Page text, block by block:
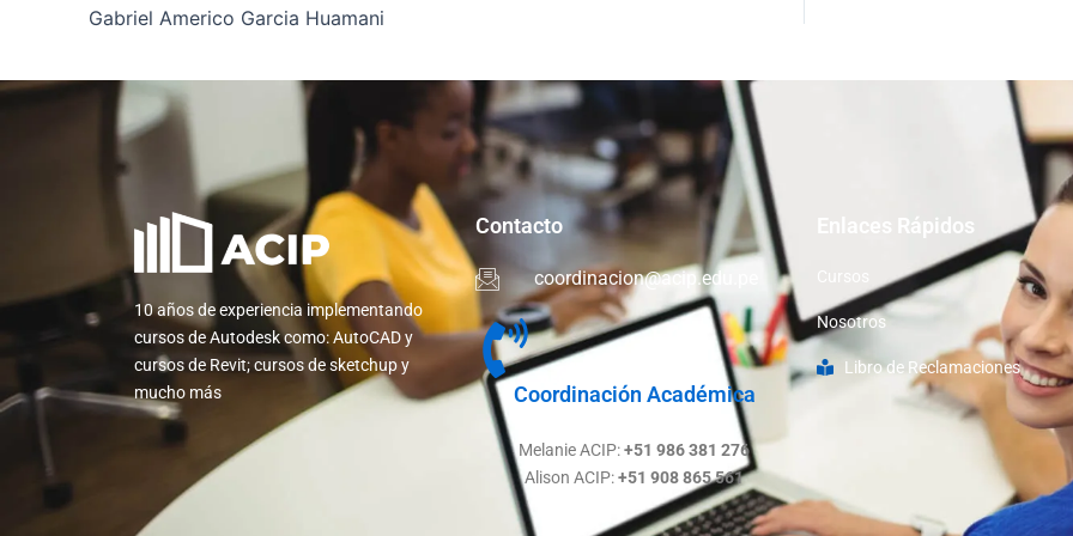
Gabriel Americo Garcia Huamani
10 años de experiencia implementando
cursos de Autodesk como: AutoCAD y
cursos de Revit; cursos de sketchup y
mucho más
Contacto
coordinacion@acip.edu.pe
Coordinación Académica
Melanie ACIP:+51 986 381 276
Alison ACIP:+51 908 865 561
Enlaces Rápidos
Nosotros
Libro de Reclamaciones